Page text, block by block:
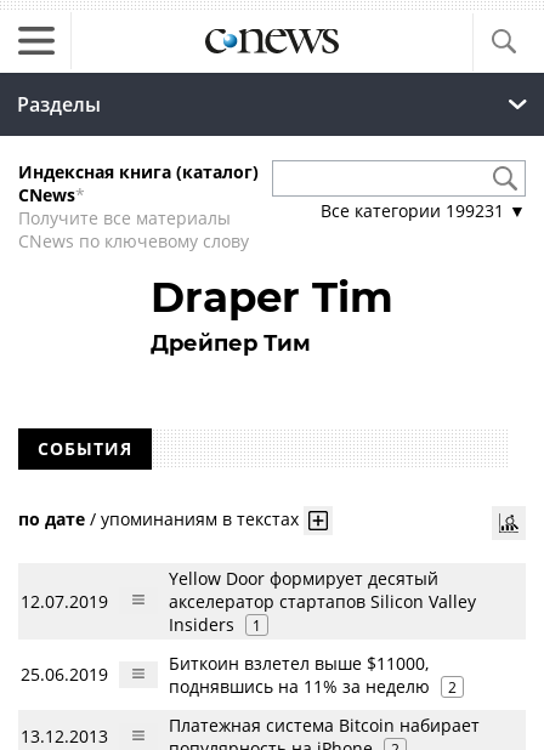
Разделы
Индексная книга (каталог)
CNews*
Получите все материалы
CNews по ключевому слову
Все категории 199231 ▼
Draper Tim
Дрейпер Тим
СОБЫТИЯ
по дате / упоминаниям в текстах
12.07.2019
Yellow Door формирует десятый
акселератор стартапов Silicon Valley
Insiders
1
25.06.2019
Биткоин взлетел выше $11000,
поднявшись на 11% за неделю
2
13.12.2013
Платежная система Bitcoin набирает